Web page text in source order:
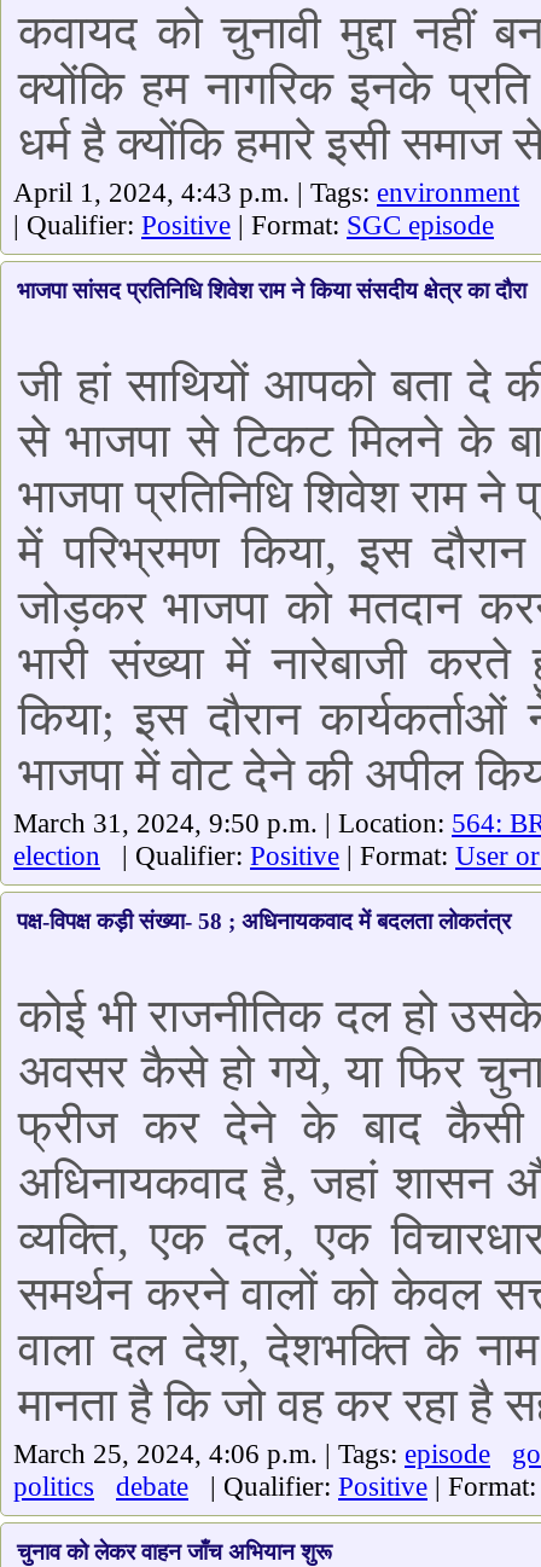
कवायद को चुनावी मुद्दा नहीं
क्योंकि हम नागरिक इनके
धर्म है क्योंकि हमारे इसी
April 1, 2024, 4:43 p.m. | Tags: environment
| Qualifier: Positive | Format: SGC episode
भाजपा सांसद प्रतिनिधि शिवेश राम ने किया संसदीय क्षेत्र का दौरा
जी हां साथियों आपको बता दे
से भाजपा से टिकट मिलने के
भाजपा प्रतिनिधि शिवेश राम ने
में परिभ्रमण किया, इस
जोड़कर भाजपा को मतदान
भारी संख्या में नारेबाजी
किया; इस दौरान
भाजपा में वोट देने की अपील
March 31, 2024, 9:50 p.m. | Location: 564:
election | Qualifier: Positive | Format: User
पक्ष-विपक्ष कड़ी संख्या- 58 ; अधिनायकवाद में बदलता लोकतंत्र
कोई भी राजनीतिक दल हो
अवसर कैसे हो गये, या फिर
फ्रीज कर देने के बाद कैसी
अधिनायकवाद है, जहां शासन
व्यक्ति, एक दल, एक
समर्थन करने वालों को केवल
वाला दल देश, देशभक्ति के
मानता है कि जो वह कर रहा है
March 25, 2024, 4:06 p.m. | Tags: episode
politics
debate | Qualifier: Positive |
चुनाव को लेकर वाहन जाँच अभियान शुरू